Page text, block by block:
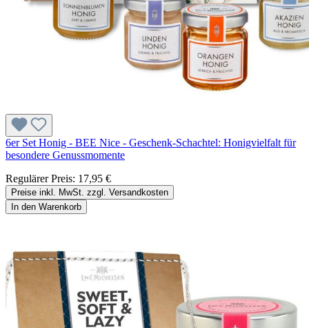
6er Set Honig - BEE Nice - Geschenk-Schachtel: Honigvielfalt für
besondere Genussmomente
Regulärer Preis: 17,95 €
Preise inkl. MwSt. zzgl. Versandkosten
In den Warenkorb